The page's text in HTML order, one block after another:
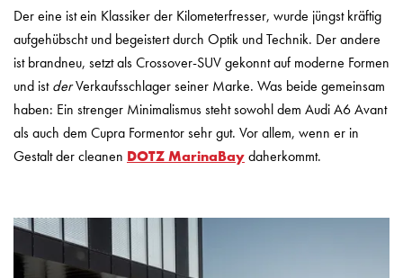
Der eine ist ein Klassiker der Kilometerfresser, wurde jüngst kräftig
aufgehübscht und begeistert durch Optik und Technik. Der andere
ist brandneu, setzt als Crossover-SUV gekonnt auf moderne Formen
und istderVerkaufsschlager seiner Marke. Was beide gemeinsam
haben: Ein strenger Minimalismus steht sowohl dem Audi A6 Avant
als auch dem Cupra Formentor sehr gut. Vor allem, wenn er in
Gestalt der cleanen DOTZ MarinaBaydaherkommt.